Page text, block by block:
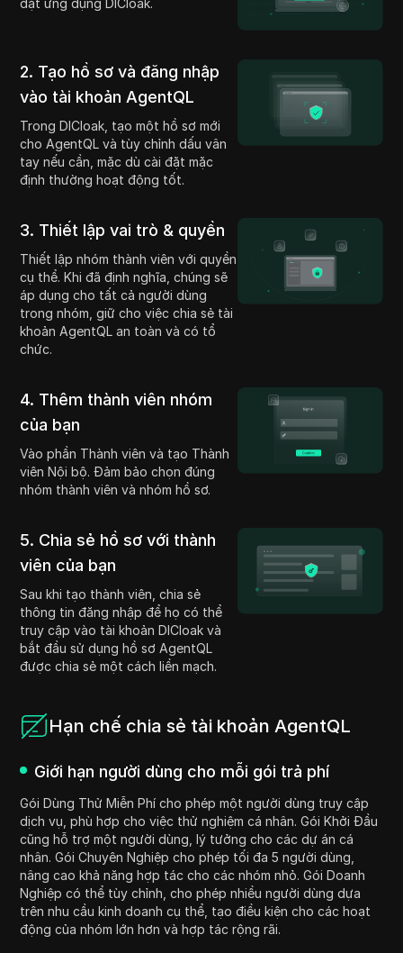
2. Tạo hồ sơ và đăng nhập
vào tài khoản AgentQL
Trong DICloak, tạo một hồ sơ mới
cho AgentQL và tùy chỉnh dấu vân
tay nếu cần, mặc dù cài đặt mặc
định thường hoạt động tốt.
3. Thiết lập vai trò & quyền
Thiết lập nhóm thành viên với quyền
cụ thể. Khi đã định nghĩa, chúng sẽ
áp dụng cho tất cả người dùng
trong nhóm, giữ cho việc chia sẻ tài
khoản AgentQL an toàn và có tổ
chức.
4. Thêm thành viên nhóm
của bạn
Vào phần Thành viên và tạo Thành
viên Nội bộ. Đảm bảo chọn đúng
nhóm thành viên và nhóm hồ sơ.
5. Chia sẻ hồ sơ với thành
viên của bạn
Sau khi tạo thành viên, chia sẻ
thông tin đăng nhập để họ có thể
truy cập vào tài khoản DICloak và
bắt đầu sử dụng hồ sơ AgentQL
được chia sẻ một cách liền mạch.
Hạn chế chia sẻ tài khoản AgentQL
Giới hạn người dùng cho mỗi gói trả phí
Gói Dùng Thử Miễn Phí cho phép một người dùng truy cập
dịch vụ, phù hợp cho việc thử nghiệm cá nhân. Gói Khởi Đầu
cũng hỗ trợ một người dùng, lý tưởng cho các dự án cá
nhân. Gói Chuyên Nghiệp cho phép tối đa 5 người dùng,
nâng cao khả năng hợp tác cho các nhóm nhỏ. Gói Doanh
Nghiệp có thể tùy chỉnh, cho phép nhiều người dùng dựa
trên nhu cầu kinh doanh cụ thể, tạo điều kiện cho các hoạt
động của nhóm lớn hơn và hợp tác rộng rãi.